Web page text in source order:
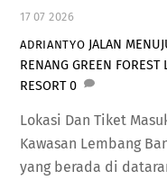
17 07 2026
ADRIANTYO JALAN
RENANG GREEN FOREST
RESORT 0
Lokasi Dan Tiket
Kawasan Lembang
yang berada di